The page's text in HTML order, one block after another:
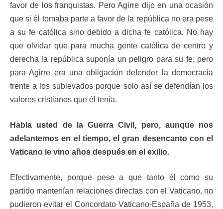
favor de los franquistas. Pero Agirre dijo en una ocasión
que si él tomaba parte a favor de la república no era pese
a su fe católica sino debido a dicha fe católica. No hay
que olvidar que para mucha gente católica de centro y
derecha la república suponía un peligro para su fe, pero
para Agirre era una obligación defender la democracia
frente a los sublevados porque solo así se defendían los
valores cristianos que él tenía.
Habla usted de la Guerra Civil, pero, aunque nos
adelantemos en el tiempo, el gran desencanto con el
Vaticano le vino años después en el exilio.
Efectivamente, porque pese a que tanto él como su
partido mantenían relaciones directas con el Vaticano, no
pudieron evitar el Concordato Vaticano-España de 1953,